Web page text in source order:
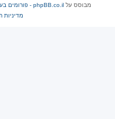
מבוסס עלphpBB.co.il - פורומים בעברית
מדיניות